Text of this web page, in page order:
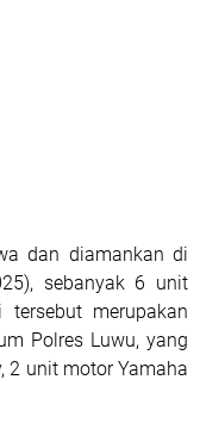
dan diamankan di
sebanyak 6 unit
merupakan
Polres Luwu, yang
2 unit motor Yamaha